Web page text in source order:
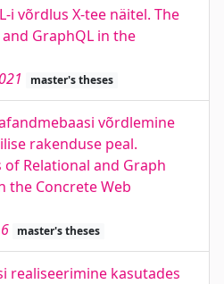
i võrdlus X-tee näitel. The
GraphQL in the
master's theses
võrdlemine
rakenduse peal.
of Relational and Graph
the Concrete Web
master's theses
realiseerimine kasutades